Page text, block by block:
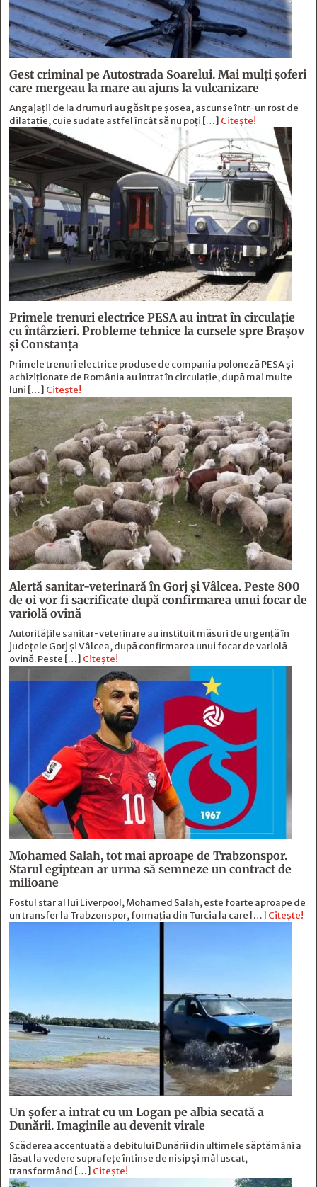
Gest criminal pe Autostrada Soarelui. Mai mulți șoferi
care mergeau la mare au ajuns la vulcanizare
Angajaţii de la drumuri au găsit pe şosea, ascunse într-un rost de
dilataţie, cuie sudate astfel încât să nu poţi […] Citește!
Primele trenuri electrice PESA au intrat în circulație
cu întârzieri. Probleme tehnice la cursele spre Brașov
și Constanța
Primele trenuri electrice produse de compania poloneză PESA și
achiziționate de România au intrat în circulație, după mai multe
luni […] Citește!
Alertă sanitar-veterinară în Gorj și Vâlcea. Peste 800
de oi vor fi sacrificate după confirmarea unui focar de
variolă ovină
Autoritățile sanitar-veterinare au instituit măsuri de urgență în
județele Gorj și Vâlcea, după confirmarea unui focar de variolă
ovină. Peste […] Citește!
Mohamed Salah, tot mai aproape de Trabzonspor.
Starul egiptean ar urma să semneze un contract de
milioane
Fostul star al lui Liverpool, Mohamed Salah, este foarte aproape de
un transfer la Trabzonspor, formația din Turcia la care […] Citește!
Un șofer a intrat cu un Logan pe albia secată a
Dunării. Imaginile au devenit virale
Scăderea accentuată a debitului Dunării din ultimele săptămâni a
lăsat la vedere suprafețe întinse de nisip și mâl uscat,
transformând […] Citește!